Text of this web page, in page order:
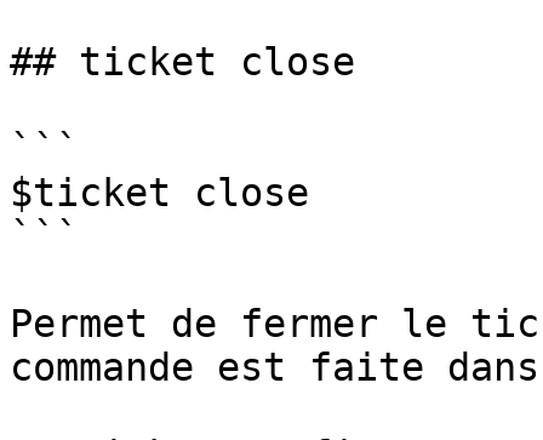
## ticket close
```
$ticket close
```
Permet de fermer le
commande est faite